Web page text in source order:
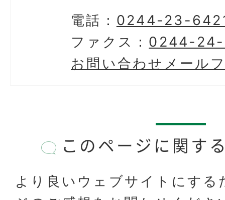
電話： 0244-23-
ファクス： 0244-
お問い合わせメール
このページに関す
より良いウェブサイトにする